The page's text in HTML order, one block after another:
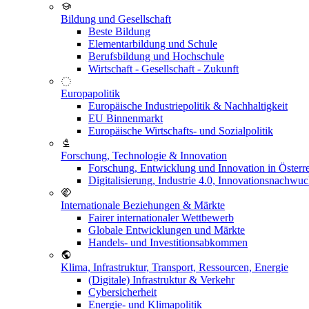
Bildung und Gesellschaft
Beste Bildung
Elementarbildung und Schule
Berufsbildung und Hochschule
Wirtschaft - Gesellschaft - Zukunft
Europapolitik
Europäische Industriepolitik & Nachhaltigkeit
EU Binnenmarkt
Europäische Wirtschafts- und Sozialpolitik
Forschung, Technologie & Innovation
Forschung, Entwicklung und Innovation in
Digitalisierung, Industrie 4.0,
Internationale Beziehungen & Märkte
Fairer internationaler Wettbewerb
Globale Entwicklungen und Märkte
Handels- und Investitionsabkommen
Klima, Infrastruktur, Transport, Ressourcen, Energie
(Digitale) Infrastruktur & Verkehr
Cybersicherheit
Energie- und Klimapolitik